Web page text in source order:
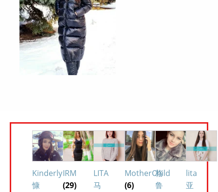
Kinderly
慷
IRM
(29)
LITA
马
MotherChild
(6)
格
鲁
lita
亚